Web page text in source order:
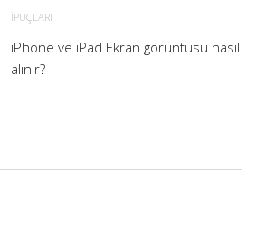
İPUÇLARI
iPhone ve iPad Ekran görüntüsü nasıl
alınır?